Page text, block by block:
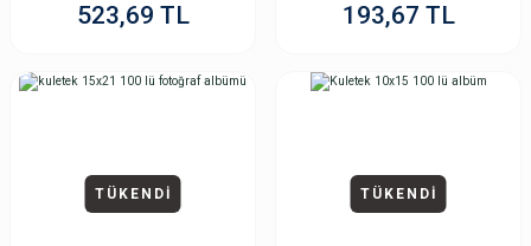
523,69 TL 193,67 TL
TÜKENDİ TÜKENDİ